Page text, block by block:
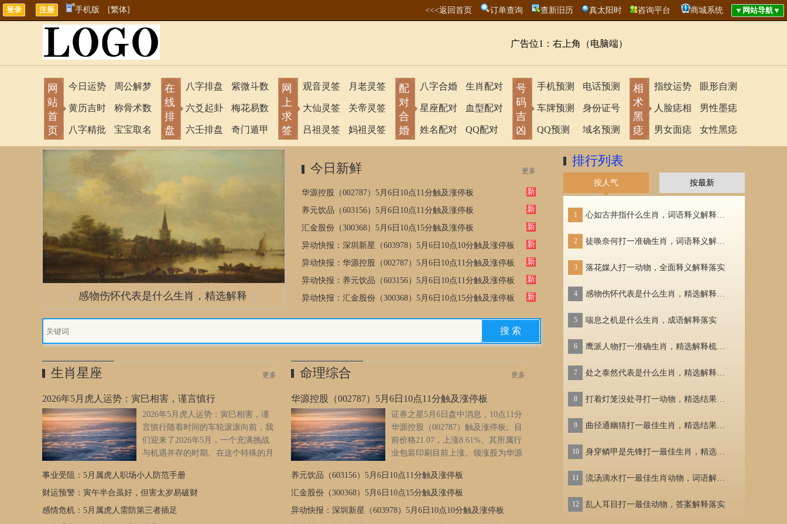
手机版 [繁体] <<<返回首页 订单查询 查新旧历 真太阳时 咨询平台 商城系统
广告位1：右上角（电脑端）
网
站
首
页
今日运势
黄历吉时
八字精批
周公解梦
称骨术数
宝宝取名
在
线
排
盘
八字排盘
六爻起卦
六壬排盘
紫微斗数
梅花易数
奇门遁甲
网
上
求
签
观音灵签
大仙灵签
吕祖灵签
月老灵签
关帝灵签
妈祖灵签
配
对
合
婚
八字合婚
星座配对
姓名配对
生肖配对
血型配对
QQ配对
号
码
吉
凶
手机预测
车牌预测
QQ预测
电话预测
身份证号
域名预测
相
术
黑
痣
指纹运势
人脸痣相
男女面痣
眼形自测
男性墨痣
女性黑痣
感物伤怀指什么生肖数字完美解释落
实
感物伤怀是指什么生肖，诗意最新解
答落实
感物伤怀代表是什么生肖，精选解释
落实
流离遇合代表什么生肖，成语解释落
实
流汤滴水打一个生肖数字，第一解析
落实
感物伤怀打一生肖数字数字，已答解
释落实
今日新鲜 更多
新
华源控股（002787）5月6日10点11分触及涨停板
新
养元饮品（603156）5月6日10点11分触及涨停板
新
汇金股份（300368）5月6日10点15分触及涨停板
新
异动快报：深圳新星（603978）5月6日10点10分触及涨停板
新
异动快报：华源控股（002787）5月6日10点11分触及涨停板
新
异动快报：养元饮品（603156）5月6日10点11分触及涨停板
新
异动快报：汇金股份（300368）5月6日10点15分触及涨停板
生肖星座 更多
2026年5月虎人运势：寅巳相害，谨言慎行
2026年5月虎人运势：寅巳相害，谨
言慎行随着时间的车轮滚滚向前，我
们迎来了2026年5月，一个充满挑战
与机遇并存的时期。在这个特殊的月
将迎来一系列运势的变化，其中最为关键的便是“寅巳相害”的现
象。这一现象不仅预示着即将到来的困难和挑战，更提醒着人们
要时刻保持警惕，谨慎行事。本文将深入探讨2026年5月虎人的运
事业受阻：5月属虎人职场小人防范手册
财运预警：寅午半合虽好，但害太岁易破财
感情危机：5月属虎人需防第三者插足
命理综合 更多
华源控股（002787）5月6日10点11分触及涨停板
证券之星5月6日盘中消息，10点11分
华源控股（002787）触及涨停板。目
前价格21.07，上涨8.61%。其所属行
业包装印刷目前上涨。领涨股为华源
热股，当日半导体概念上涨3.95%，包装印刷概念上涨0.93%。华
源控股的投资逻辑如下：1、公司标的公司专注于半导体专用温控
设备，并自主研发提供AI端侧液冷解决方案，主要客户为国内知
名半导体晶圆制造和设备制造厂商。4月30日的资金流向数据方
养元饮品（603156）5月6日10点11分触及涨停板
汇金股份（300368）5月6日10点15分触及涨停板
异动快报：深圳新星（603978）5月6日10点10分触及涨停板
排行列表
按人气 按最新
1 心如古井指什么生肖，词语释义解释落实
2 徒唤奈何打一准确生肖，词语释义解释落实
3 落花媒人打一动物，全面释义解释落实
4 感物伤怀代表是什么生肖，精选解释落实
5 喘息之机是什么生肖，成语解释落实
6 鹰派人物打一准确生肖，精选解释梳理落实
7 处之泰然代表是什么生肖，精选解释落实
8 打着灯笼没处寻打一动物，精选结果落实
9 曲径通幽猜打一最佳生肖，精选结果落实
10 身穿鳞甲是先锋打一最佳生肖，精选结果落实
11 流汤滴水打一最佳生肖动物，词语解释落实
12 乱人耳目打一最佳动物，答案解释落实